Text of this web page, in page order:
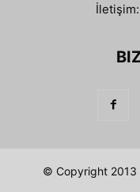
İletişim:
© Copyright 2013